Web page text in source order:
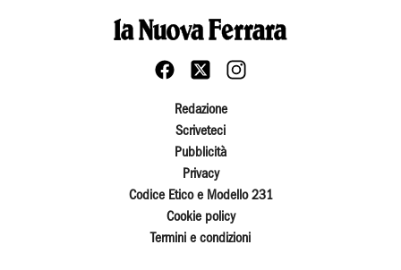
Redazione
Scriveteci
Pubblicità
Privacy
Codice Etico e Modello 231
Cookie policy
Termini e condizioni